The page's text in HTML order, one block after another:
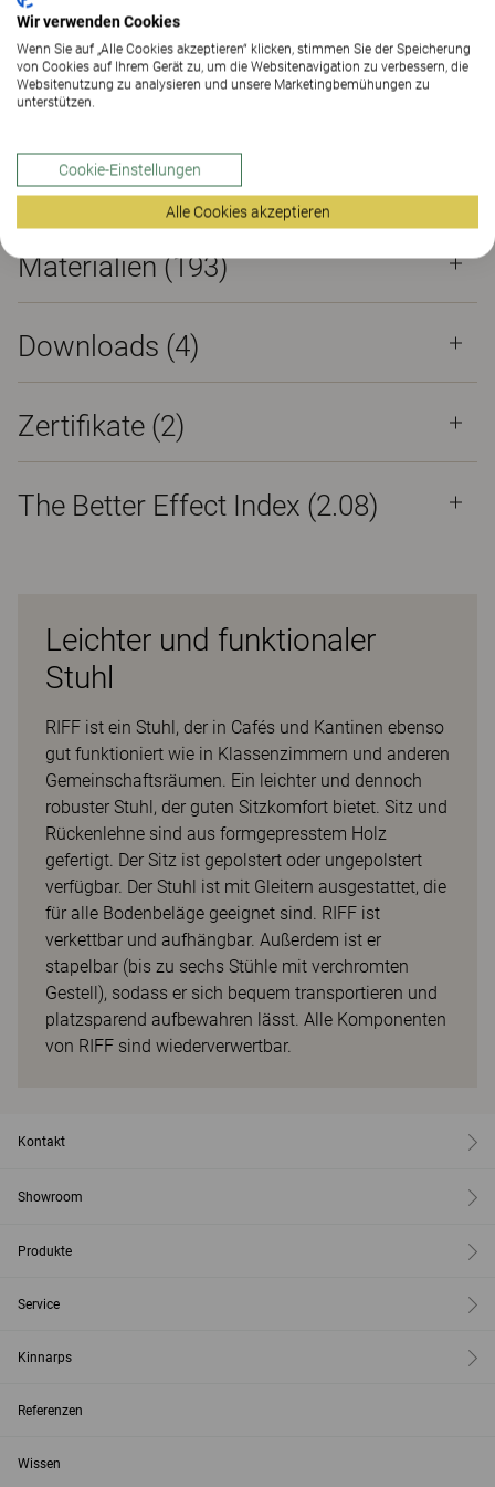
Zertifikate ( 2 The Better Effect Index (2.08)
Zertifikate
Eigenschaften
Materialien(193)
Downloads (4)
Zertifikate (2)
The Better Effect Index (2.08)
Leichter und funktionaler
Stuhl
RIFF ist ein Stuhl, der in Cafés und Kantinen ebenso
gut funktioniert wie in Klassenzimmern und anderen
Gemeinschaftsräumen. Ein leichter und dennoch
robuster Stuhl, der guten Sitzkomfort bietet. Sitz und
Rückenlehne sind aus formgepresstem Holz
gefertigt. Der Sitz ist gepolstert oder ungepolstert
verfügbar. Der Stuhl ist mit Gleitern ausgestattet, die
für alle Bodenbeläge geeignet sind. RIFF ist
verkettbar und aufhängbar. Außerdem ist er
stapelbar (bis zu sechs Stühle mit verchromten
Gestell), sodass er sich bequem transportieren und
platzsparend aufbewahren lässt. Alle Komponenten
von RIFF sind wiederverwertbar.
Kontakt
Showroom
Produkte
Service
Kinnarps
Referenzen
Wissen
Wir verwenden Cookies
Wenn Sie auf „Alle Cookies akzeptieren“ klicken, stimmen Sie der Speicherung
von Cookies auf Ihrem Gerät zu, um die Websitenavigation zu verbessern, die
Websitenutzung zu analysieren und unsere Marketingbemühungen zu
unterstützen.
Cookie-Einstellungen
Alle Cookies akzeptieren